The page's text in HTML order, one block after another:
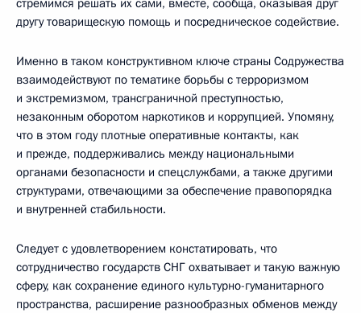
другу товарищескую помощь и посредническое содействие.
Именно в таком конструктивном ключе страны Содружества
взаимодействуют по тематике борьбы с терроризмом
и экстремизмом, трансграничной преступностью,
незаконным оборотом наркотиков и коррупцией. Упомяну,
что в этом году плотные оперативные контакты, как
и прежде, поддерживались между национальными
органами безопасности и спецслужбами, а также другими
структурами, отвечающими за обеспечение правопорядка
и внутренней стабильности.
Следует с удовлетворением констатировать, что
сотрудничество государств СНГ охватывает и такую важную
сферу, как сохранение единого культурно-гуманитарного
пространства, расширение разнообразных обменов между